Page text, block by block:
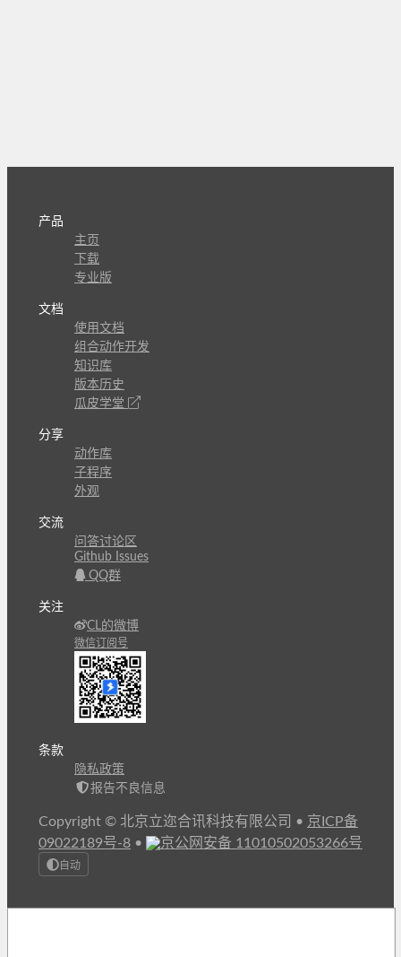
产品
主页
下载
专业版
文档
使用文档
组合动作开发
知识库
版本历史
瓜皮学堂
分享
动作库
子程序
外观
交流
问答讨论区
Github Issues
QQ群
关注
CL的微博
微信订阅号
条款
隐私政策
报告不良信息
Copyright © 北京立迩合讯科技有限公司 • 京ICP备
09022189号-8 • 京公网安备 11010502053266号
自动